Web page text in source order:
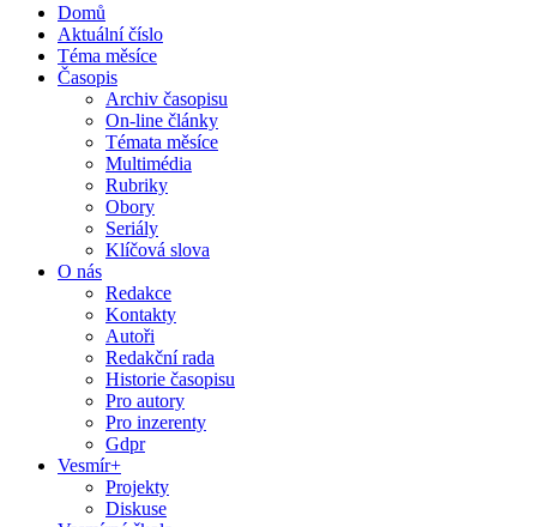
Domů
Aktuální číslo
Téma měsíce
Časopis
Archiv časopisu
On-line články
Témata měsíce
Multimédia
Rubriky
Obory
Seriály
Klíčová slova
O nás
Redakce
Kontakty
Autoři
Redakční rada
Historie časopisu
Pro autory
Pro inzerenty
Gdpr
Vesmír+
Projekty
Diskuse